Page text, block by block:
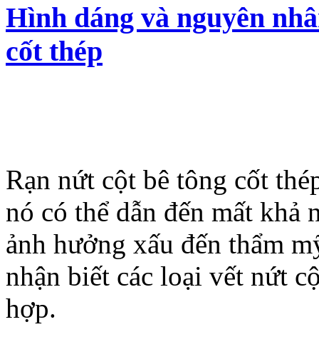
Hình dáng và nguyên
cốt thép
Rạn nứt cột bê tông cốt
nó có thể dẫn đến mất khả
ảnh hưởng xấu đến thẩm
nhận biết các loại vết nứt
hợp.